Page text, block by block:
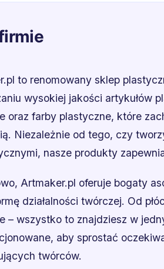
to renomowany sklep
wysokiej jakości artykułów
oraz farby plastyczne, które
Niezależnie od tego, czy
nasze produkty
Artmaker.pl oferuje bogaty
działalności twórczej. Od
– wszystko to znajdziesz w
aby sprostać
twórców.